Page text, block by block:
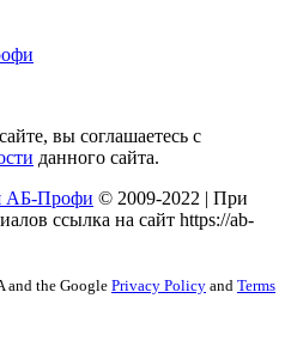
вы соглашаетесь с
данного сайта.
АБ-Профи © 2009-2022 | При
ссылка на сайт https://ab-
and the Google Privacy Policy and Terms